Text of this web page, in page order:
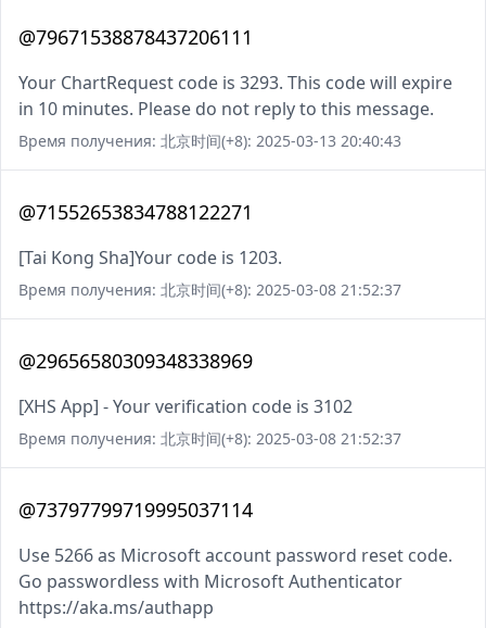
@79671538878437206111
Your ChartRequest code is 3293. This code will expire
in 10 minutes. Please do not reply to this message.
Время получения: 北京时间(+8): 2025-03-13 20:40:43
@71552653834788122271
[Tai Kong Sha]Your code is 1203.
Время получения: 北京时间(+8): 2025-03-08 21:52:37
@29656580309348338969
[XHS App] - Your verification code is 3102
Время получения: 北京时间(+8): 2025-03-08 21:52:37
@73797799719995037114
Use 5266 as Microsoft account password reset code.
Go passwordless with Microsoft Authenticator
https://aka.ms/authapp